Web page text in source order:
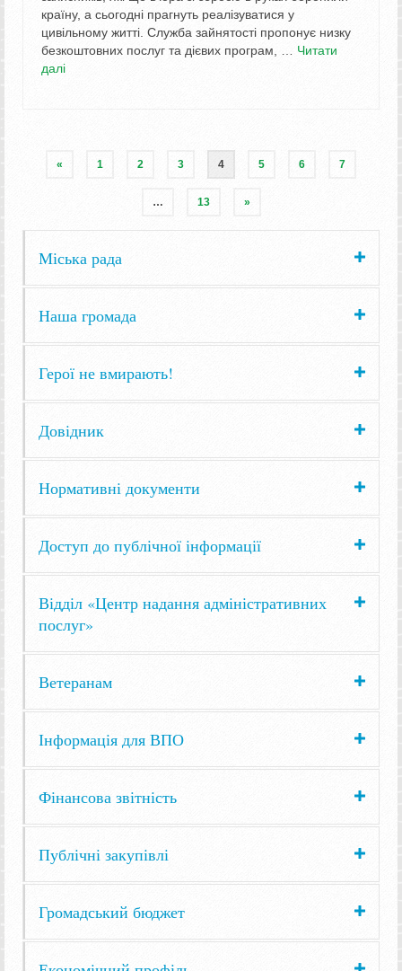
країну, а сьогодні прагнуть реалізуватися у
цивільному житті. Служба зайнятості пропонує низку
безкоштовних послуг та дієвих програм, … Читати
далі
« 1 2 3 4 5 6 7
… 13 »
Міська рада
Наша громада
Герої не вмирають!
Довідник
Нормативні документи
Доступ до публічної інформації
Відділ «Центр надання адміністративних
послуг»
Ветеранам
Інформація для ВПО
Фінансова звітність
Публічні закупівлі
Громадський бюджет